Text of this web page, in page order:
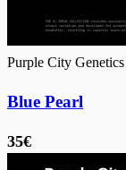
Purple City Genetics
Blue Pearl
35€